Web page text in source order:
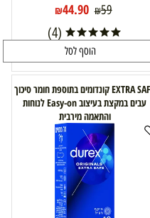
₪59
₪44.90
(4)
הוסף לסל
EXTRA SAFE קונדומים בתוספת חומר סיכוך
עבים במקצת בעיצוב Easy-on לנוחות
והתאמה מירבית